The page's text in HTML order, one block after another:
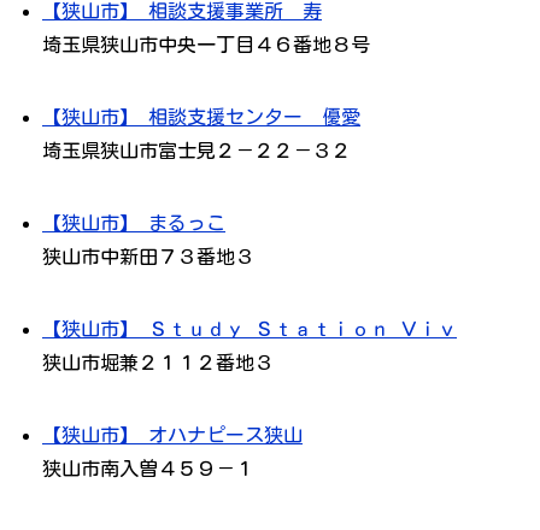
【狭山市】 相談支援事業所 寿
埼玉県狭山市中央一丁目４６番地８号
【狭山市】 相談支援センター 優愛
埼玉県狭山市富士見２－２２－３２
【狭山市】 まるっこ
狭山市中新田７３番地３
【狭山市】 Ｓｔｕｄｙ Ｓｔａｔｉｏｎ Ｖｉｖ
狭山市堀兼２１１２番地３
【狭山市】 オハナピース狭山
狭山市南入曽４５９－１